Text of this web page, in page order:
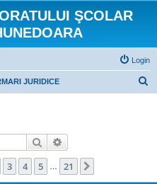
ŞCOLAR
Login
JURIDICE
Search
21
3 4 5 21